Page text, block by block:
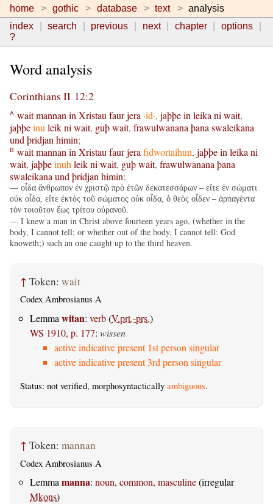
home gothic database text
analysis
index
search previous next chapter
options
?
Word analysis
Corinthians II 12:2
A waitmannan in Xristau faurjera ·id·, jaþþein leika ni wait,
jaþþeinu leikni wait, guþwait, frawulwanana þana swaleikana
und þridjan himin;
B waitmannan in Xristau faurjera fidwortaihun, jaþþein leika ni
wait, jaþþeinuh leikni wait, guþwait, frawulwanana þana
swaleikana und þridjan himin;
— οἶδα ἄνθρωπον ἐν χριστῷ πρὸ ἐτῶν δεκατεσσάρων – εἴτε ἐν σώματι
οὐκ οἶδα, εἴτε ἐκτὸς τοῦ σώματος οὐκ οἶδα, ὁ θεὸς οἶδεν – ἁρπαγέντα
τὸν τοιοῦτον ἕως τρίτου οὐρανοῦ.
— I knew a man in Christ above fourteen years ago, (whether in the
body, I cannot tell; or whether out of the body, I cannot tell: God
knoweth;) such an one caught up to the third heaven.
↑ Token: wait
Codex Ambrosianus A
Lemma witan: verb(V.prt.-prs.)
WS 1910, p. 177: wissen
active indicative present 1st person singular
active indicative present 3rd person singular
Status: not verified, morphosyntactically ambiguous.
↑ Token: mannan
Codex Ambrosianus A
Lemma manna: noun, common, masculine(irregular
Mkons)